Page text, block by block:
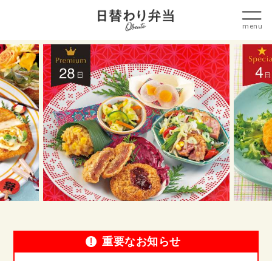
重要なお知らせ